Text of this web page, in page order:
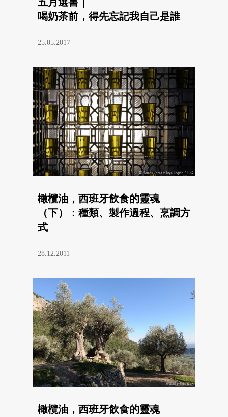
喝奶茶前，得先忘記我自己是誰
25.05.2017
橄欖油，西班牙飲食的靈魂
（下）：種類、製作過程、烹調方
式
28.12.2011
橄欖油，西班牙飲食的靈魂